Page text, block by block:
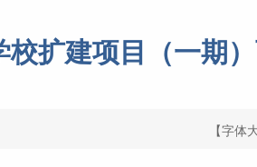
扩建项目（一期
【字体